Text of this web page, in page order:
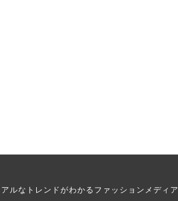
ルなトレンドがわかるファッションメディア